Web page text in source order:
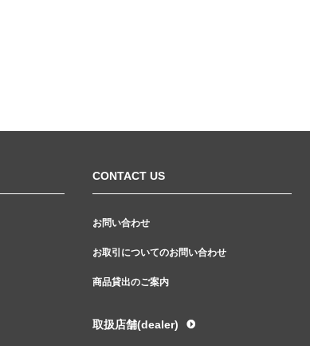
CONTACT US
お問い合わせ
お取引についてのお問い合わせ
商品貸出のご案内
取扱店舗(dealer)